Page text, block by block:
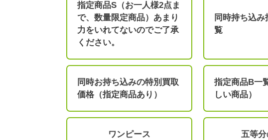
指定商品S（お一人様2点ま
で、数量限定商品）あまり
力をいれてないのでご了承
ください。
同時持ち込
覧
同時お持ち込みの特別買取
価格（指定商品あり）
指定商品B一
しい商品）
ワンピース 五等